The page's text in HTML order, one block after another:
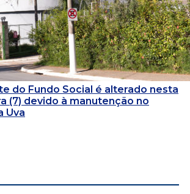
do Fundo Social é alterado nesta
(7) devido à manutenção no
Uva